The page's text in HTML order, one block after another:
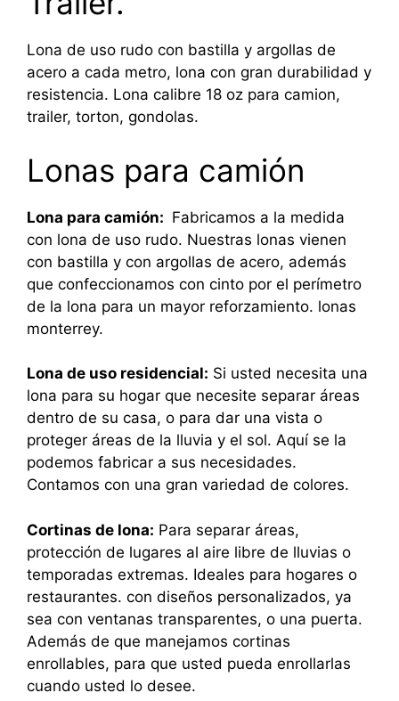
Lona de uso rudo con bastilla y argollas de
acero a cada metro, lona con gran durabilidad y
resistencia. Lona calibre 18 oz para camion,
trailer, torton, gondolas.
Lonas para camión
Lona para camión: Fabricamos a la medida
con lona de uso rudo. Nuestras lonas vienen
con bastilla y con argollas de acero, además
que confeccionamos con cinto por el perímetro
de la lona para un mayor reforzamiento. lonas
monterrey.
Lona de uso residencial: Si usted necesita una
lona para su hogar que necesite separar áreas
dentro de su casa, o para dar una vista o
proteger áreas de la lluvia y el sol. Aquí se la
podemos fabricar a sus necesidades.
Contamos con una gran variedad de colores.
Cortinas de lona: Para separar áreas,
protección de lugares al aire libre de lluvias o
temporadas extremas. Ideales para hogares o
restaurantes. con diseños personalizados, ya
sea con ventanas transparentes, o una puerta.
Además de que manejamos cortinas
enrollables, para que usted pueda enrollarlas
cuando usted lo desee.